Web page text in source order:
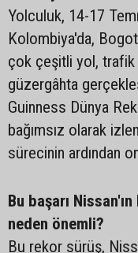
Yolculuk, 14-17
Kolombiya'da,
çok çeşitli yol, trafik
güzergâhta
Guinness Dünya
bağımsız olarak
sürecinin ardından
Bu başarı
neden önemli?
Bu rekor sürüş,